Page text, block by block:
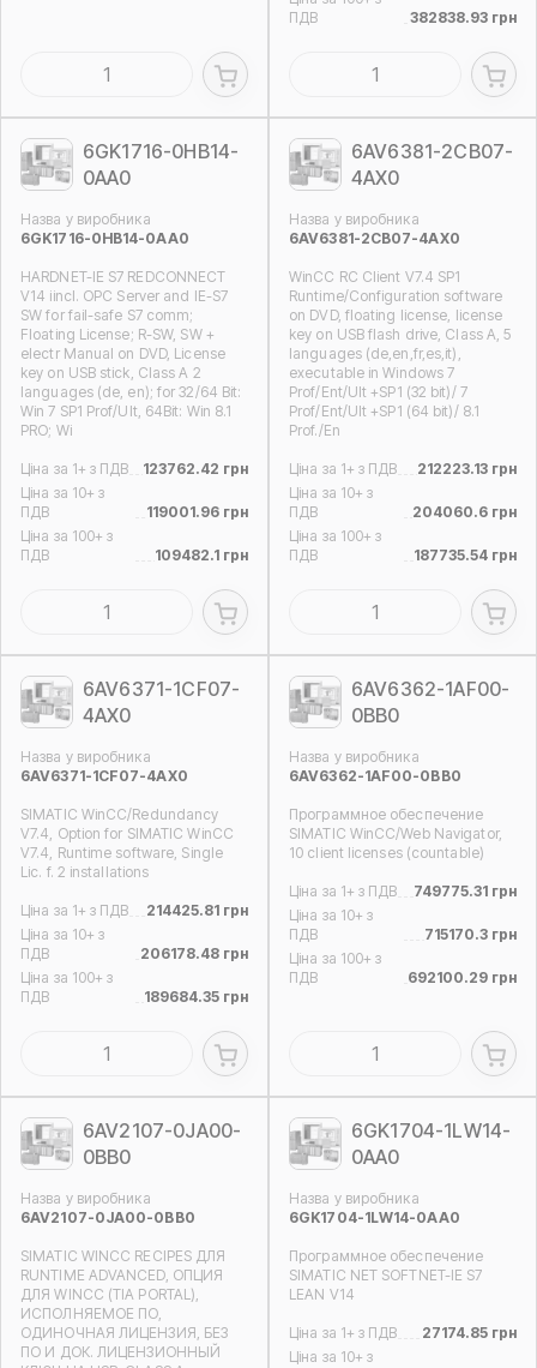
ПДВ
382838.93 грн
6GK1716-0HB14-
0AA0
Назва у виробника
6GK1716-0HB14-0AA0
HARDNET-IE S7 REDCONNECT
V14 iincl. OPC Server and IE-S7
SW for fail-safe S7 comm;
Floating License; R-SW, SW +
electr Manual on DVD, License
key on USB stick, Class A 2
languages (de, en); for 32/64 Bit:
Win 7 SP1 Prof/Ult, 64Bit: Win 8.1
PRO; Wi
Ціна за 1+ з ПДВ
123762.42 грн
Ціна за 10+ з
ПДВ
119001.96 грн
Ціна за 100+ з
ПДВ
109482.1 грн
6AV6381-2CB07-
4AX0
Назва у виробника
6AV6381-2CB07-4AX0
WinCC RC Client V7.4 SP1
Runtime/Configuration software
on DVD, floating license, license
key on USB flash drive, Class A, 5
languages (de,en,fr,es,it),
executable in Windows 7
Prof/Ent/Ult +SP1 (32 bit)/ 7
Prof/Ent/Ult +SP1 (64 bit)/ 8.1
Prof./En
Ціна за 1+ з ПДВ
212223.13 грн
Ціна за 10+ з
ПДВ
204060.6 грн
Ціна за 100+ з
ПДВ
187735.54 грн
6AV6371-1CF07-
4AX0
Назва у виробника
6AV6371-1CF07-4AX0
SIMATIC WinCC/Redundancy
V7.4, Option for SIMATIC WinCC
V7.4, Runtime software, Single
Lic. f. 2 installations
Ціна за 1+ з ПДВ
214425.81 грн
Ціна за 10+ з
ПДВ
206178.48 грн
Ціна за 100+ з
ПДВ
189684.35 грн
6AV6362-1AF00-
0BB0
Назва у виробника
6AV6362-1AF00-0BB0
Программное обеспечение
SIMATIC WinCC/Web Navigator,
10 client licenses (countable)
Ціна за 1+ з ПДВ
749775.31 грн
Ціна за 10+ з
ПДВ
715170.3 грн
Ціна за 100+ з
ПДВ
692100.29 грн
6AV2107-0JA00-
0BB0
Назва у виробника
6AV2107-0JA00-0BB0
SIMATIC WINCC RECIPES ДЛЯ
RUNTIME ADVANCED, ОПЦИЯ
ДЛЯ WINCC (TIA PORTAL),
ИСПОЛНЯЕМОЕ ПО,
ОДИНОЧНАЯ ЛИЦЕНЗИЯ, БЕЗ
ПО И ДОК. ЛИЦЕНЗИОННЫЙ
6GK1704-1LW14-
0AA0
Назва у виробника
6GK1704-1LW14-0AA0
Программное обеспечение
SIMATIC NET SOFTNET-IE S7
LEAN V14
Ціна за 1+ з ПДВ
27174.85 грн
Ціна за 10+ з